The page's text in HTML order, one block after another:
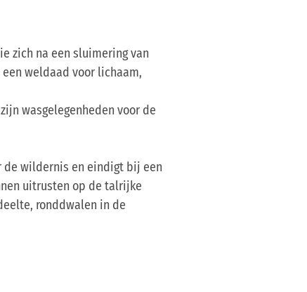
zich na een sluimering van
weldaad voor lichaam,
wasgelegenheden voor de
de wildernis en eindigt bij een
uitrusten op de talrijke
ronddwalen in de